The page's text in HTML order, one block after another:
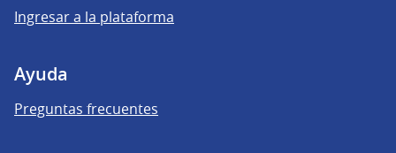
Ingresar a la plataforma
Ayuda
Preguntas frecuentes